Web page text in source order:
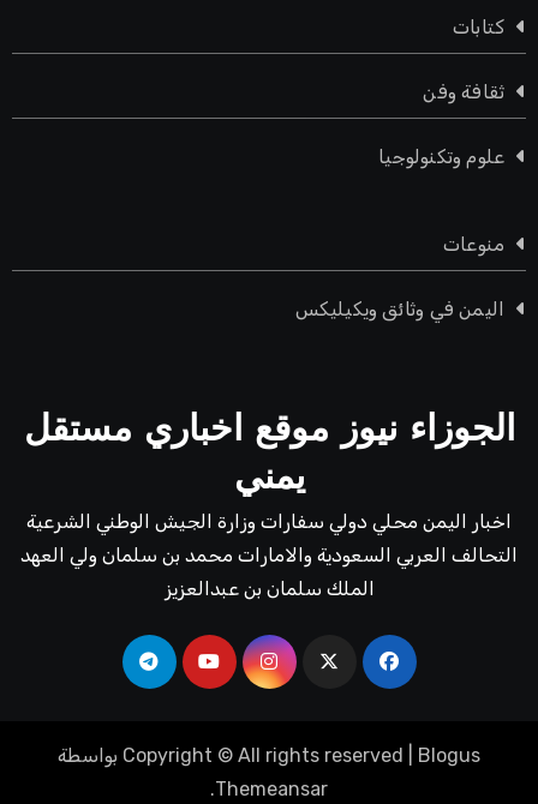
كتابات
ثقافة وفن
علوم وتكنولوجيا
منوعات
اليمن في وثائق ويكيليكس
الجوزاء نيوز موقع اخباري مستقل
يمني
اخبار اليمن محلي دولي سفارات وزارة الجيش الوطني الشرعية
التحالف العربي السعودية والامارات محمد بن سلمان ولي العهد
الملك سلمان بن عبدالعزيز
Copyright © All rights reserved Blogus
بواسطة
Themeansar
.